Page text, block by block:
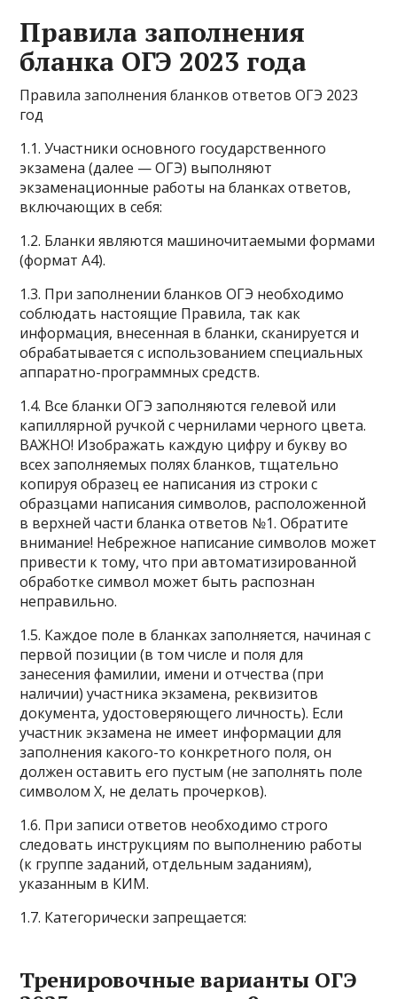
Правила заполнения
бланка ОГЭ 2023 года
Правила заполнения бланков ответов ОГЭ 2023
год
1.1. Участники основного государственного
экзамена (далее — ОГЭ) выполняют
экзаменационные работы на бланках ответов,
включающих в себя:
1.2. Бланки являются машиночитаемыми формами
(формат А4).
1.3. При заполнении бланков ОГЭ необходимо
соблюдать настоящие Правила, так как
информация, внесенная в бланки, сканируется и
обрабатывается с использованием специальных
аппаратно-программных средств.
1.4. Все бланки ОГЭ заполняются гелевой или
капиллярной ручкой с чернилами черного цвета.
ВАЖНО! Изображать каждую цифру и букву во
всех заполняемых полях бланков, тщательно
копируя образец ее написания из строки с
образцами написания символов, расположенной
в верхней части бланка ответов №1. Обратите
внимание! Небрежное написание символов может
привести к тому, что при автоматизированной
обработке символ может быть распознан
неправильно.
1.5. Каждое поле в бланках заполняется, начиная с
первой позиции (в том числе и поля для
занесения фамилии, имени и отчества (при
наличии) участника экзамена, реквизитов
документа, удостоверяющего личность). Если
участник экзамена не имеет информации для
заполнения какого-то конкретного поля, он
должен оставить его пустым (не заполнять поле
символом Х, не делать прочерков).
1.6. При записи ответов необходимо строго
следовать инструкциям по выполнению работы
(к группе заданий, отдельным заданиям),
указанным в КИМ.
1.7. Категорически запрещается:
Тренировочные варианты ОГЭ